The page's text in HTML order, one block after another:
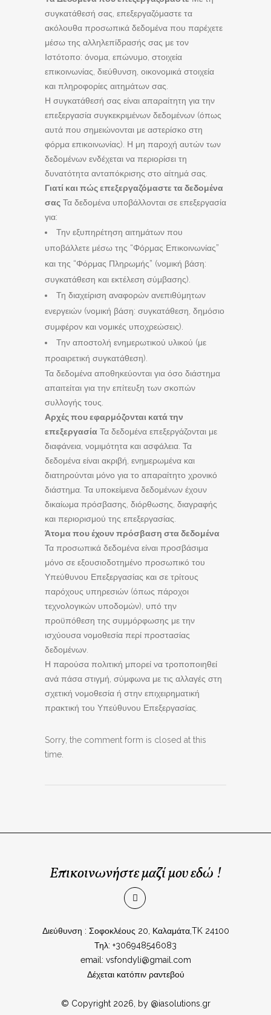
συγκατάθεσή σας, επεξεργαζόμαστε τα
ακόλουθα προσωπικά δεδομένα που παρέχετε
μέσω της αλληλεπίδρασής σας με τον
Ιστότοπο: όνομα, επώνυμο, στοιχεία
επικοινωνίας, διεύθυνση, οικονομικά στοιχεία
και πληροφορίες αιτημάτων σας.
Η συγκατάθεσή σας είναι απαραίτητη για την
επεξεργασία συγκεκριμένων δεδομένων (όπως
αυτά που σημειώνονται με αστερίσκο στη
φόρμα επικοινωνίας). Η μη παροχή αυτών των
δεδομένων ενδέχεται να περιορίσει τη
δυνατότητα ανταπόκρισης στο αίτημά σας.
Γιατί και πώς επεξεργαζόμαστε τα δεδομένα
σας Τα δεδομένα υποβάλλονται σε επεξεργασία
για:
Την εξυπηρέτηση αιτημάτων που
υποβάλλετε μέσω της “Φόρμας Επικοινωνίας”
και της “Φόρμας Πληρωμής” (νομική βάση:
συγκατάθεση και εκτέλεση σύμβασης).
Τη διαχείριση αναφορών ανεπιθύμητων
ενεργειών (νομική βάση: συγκατάθεση, δημόσιο
συμφέρον και νομικές υποχρεώσεις).
Την αποστολή ενημερωτικού υλικού (με
προαιρετική συγκατάθεση).
Τα δεδομένα αποθηκεύονται για όσο διάστημα
απαιτείται για την επίτευξη των σκοπών
συλλογής τους.
Αρχές που εφαρμόζονται κατά την
επεξεργασία Τα δεδομένα επεξεργάζονται με
διαφάνεια, νομιμότητα και ασφάλεια. Τα
δεδομένα είναι ακριβή, ενημερωμένα και
διατηρούνται μόνο για το απαραίτητο χρονικό
διάστημα. Τα υποκείμενα δεδομένων έχουν
δικαίωμα πρόσβασης, διόρθωσης, διαγραφής
και περιορισμού της επεξεργασίας.
Άτομα που έχουν πρόσβαση στα δεδομένα
Τα προσωπικά δεδομένα είναι προσβάσιμα
μόνο σε εξουσιοδοτημένο προσωπικό του
Υπεύθυνου Επεξεργασίας και σε τρίτους
παρόχους υπηρεσιών (όπως πάροχοι
τεχνολογικών υποδομών), υπό την
προϋπόθεση της συμμόρφωσης με την
ισχύουσα νομοθεσία περί προστασίας
δεδομένων.
Η παρούσα πολιτική μπορεί να τροποποιηθεί
ανά πάσα στιγμή, σύμφωνα με τις αλλαγές στη
σχετική νομοθεσία ή στην επιχειρηματική
πρακτική του Υπεύθυνου Επεξεργασίας.
Sorry, the comment form is closed at this
time.
Επικοινωνήστε μαζί μου εδώ !
Διεύθυνση : Σοφοκλέους 20, Καλαμάτα,TK 24100
Τηλ: +306948546083
email: vsfondyli@gmail.com
Δέχεται κατόπιν ραντεβού
© Copyright 2026, by @iasolutions.gr